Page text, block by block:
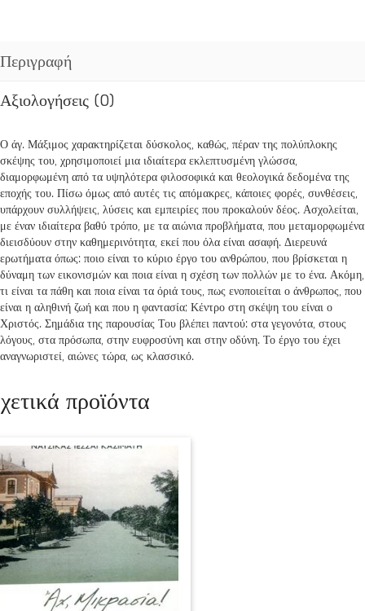
Περιγραφή
Αξιολογήσεις (0)
Ο άγ. Μάξιμος χαρακτηρίζεται δύσκολος, καθώς, πέραν της πολύπλοκης
σκέψης του, χρησιμοποιεί μια ιδιαίτερα εκλεπτυσμένη γλώσσα,
διαμορφωμένη από τα υψηλότερα φιλοσοφικά και θεολογικά δεδομένα της
εποχής του. Πίσω όμως από αυτές τις απόμακρες, κάποιες φορές, συνθέσεις,
υπάρχουν συλλήψεις, λύσεις και εμπειρίες που προκαλούν δέος. Ασχολείται,
με έναν ιδιαίτερα βαθύ τρόπο, με τα αιώνια προβλήματα, που μεταμορφωμένα
διεισδύουν στην καθημερινότητα, εκεί που όλα είναι ασαφή. Διερευνά
ερωτήματα όπως: ποιο είναι το κύριο έργο του ανθρώπου, που βρίσκεται η
δύναμη των εικονισμών και ποια είναι η σχέση των πολλών με το ένα. Ακόμη,
τι είναι τα πάθη και ποια είναι τα όριά τους, πως ενοποιείται ο άνθρωπος, που
είναι η αληθινή ζωή και που η φαντασία; Κέντρο στη σκέψη του είναι ο
Χριστός. Σημάδια της παρουσίας Του βλέπει παντού: στα γεγονότα, στους
λόγους, στα πρόσωπα, στην ευφροσύνη και στην οδύνη. Το έργο του έχει
αναγνωριστεί, αιώνες τώρα, ως κλασσικό.
προϊόντα